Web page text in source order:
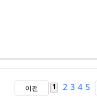
이전 1 2 3 4 5